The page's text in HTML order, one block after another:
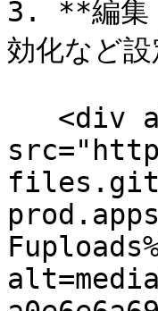
3. **編集
効化など設